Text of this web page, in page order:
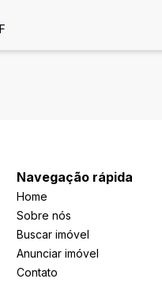
localização
Navegação rápida
Home
Sobre nós
Buscar imóvel
Anunciar imóvel
Contato